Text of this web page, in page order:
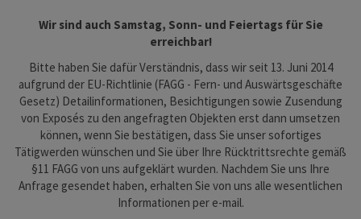
Wir sind auch Samstag, Sonn- und Feiertags für Sie
erreichbar!
Bitte haben Sie dafür Verständnis, dass wir seit 13. Juni 2014
aufgrund der EU-Richtlinie (FAGG - Fern- und Auswärtsgeschäfte
Gesetz) Detailinformationen, Besichtigungen sowie Zusendung
von Exposés zu den angefragten Objekten erst dann umsetzen
können, wenn Sie bestätigen, dass Sie unser sofortiges
Tätigwerden wünschen und Sie über Ihre Rücktrittsrechte gemäß
§11 FAGG von uns aufgeklärt wurden. Nachdem Sie uns Ihre
Anfrage gesendet haben, erhalten Sie von uns alle wesentlichen
Informationen per e-mail.